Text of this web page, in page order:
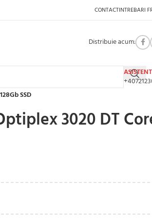
CONTACTINTREBARI
Distribuie acum:
SSD
3020 DT